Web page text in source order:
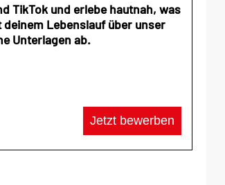
TikTok und erlebe hautnah, was
Lebenslauf über unser
Unterlagen ab.
Jetzt bewerben